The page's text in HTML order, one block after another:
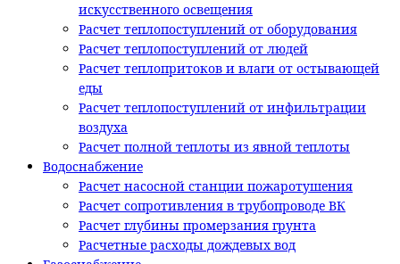
искусственного освещения
Расчет теплопоступлений от оборудования
Расчет теплопоступлений от людей
Расчет теплопритоков и влаги от остывающей
еды
Расчет теплопоступлений от инфильтрации
воздуха
Расчет полной теплоты из явной теплоты
Водоснабжение
Расчет насосной станции пожаротушения
Расчет сопротивления в трубопроводе ВК
Расчет глубины промерзания грунта
Расчетные расходы дождевых вод